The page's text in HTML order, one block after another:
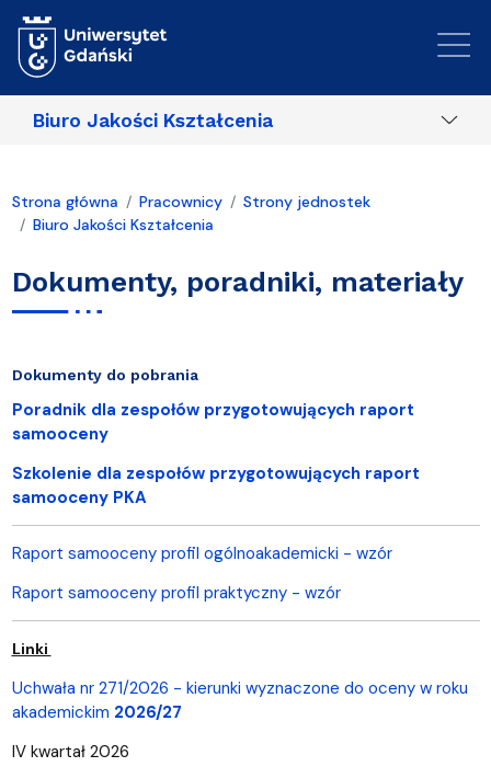
Biuro Jakości Kształcenia
Strona główna Pracownicy
Strony jednostek
Biuro Jakości Kształcenia
Dokumenty, poradniki, materiały
Dokumenty do pobrania
Poradnik dla zespołów przygotowujących raport
samooceny
Szkolenie dla zespołów przygotowujących raport
samooceny PKA
Raport samooceny profil ogólnoakademicki - wzór
Raport samooceny profil praktyczny - wzór
Linki
Uchwała nr 271/2026 - kierunki wyznaczone do oceny w roku
akademickim 2026/27
IV kwartał 2026